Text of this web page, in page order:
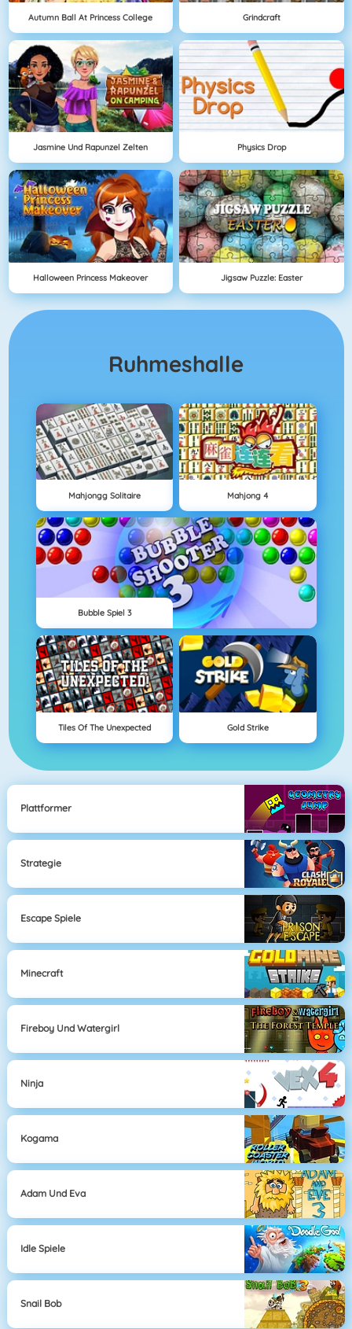
Autumn Ball At Princess College Grindcraft
Jasmine Und Rapunzel Zelten Physics Drop
Halloween Princess Makeover Jigsaw Puzzle: Easter
Ruhmeshalle
Mahjongg Solitaire Mahjong 4
Bubble Spiel 3
Tiles Of The Unexpected Gold Strike
Plattformer
Strategie
Escape Spiele
Minecraft
Fireboy Und Watergirl
Ninja
Kogama
Adam Und Eva
Idle Spiele
Snail Bob